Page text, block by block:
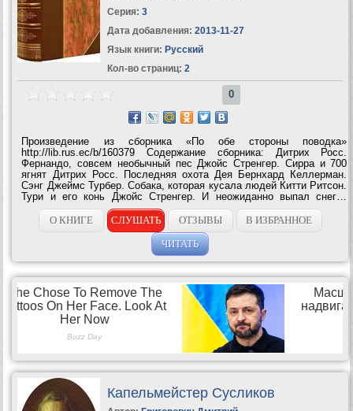
Серия: 3
Дата добавления: 2013-11-27
Язык книги: Русский
Кол-во страниц: 2
0
Произведение из сборника «По обе стороны поводка»
http://lib.rus.ec/b/160379 Содержание сборника: Дитрих Росс.
Фернандо, совсем необычный пес Джойс Стренгер. Сирра и 700
ягнят Дитрих Росс. Последняя охота Дея Бернхард Келлерман.
Сэнг Джеймс Турбер. Собака, которая кусала людей Китти Ритсон.
Тури и его конь Джойс Стренгер. И неожиданно выпал снег…
Зигфрид Штайцнер. Терри Бруно Травен. Душа собаки Гарри Блэк.
Последняя пурга...
О КНИГЕ СЛУШАТЬ ОТЗЫВЫ
В ИЗБРАННОЕ
ЧИТАТЬ
Капельмейстер Сусликов